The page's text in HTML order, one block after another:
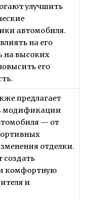
улучшить
автомобиля.
на его
на высоких
его
предлагает
модификации
— от
отделки.
создать
комфортную
и